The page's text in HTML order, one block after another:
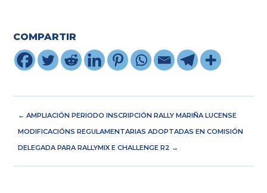
COMPARTIR
←AMPLIACIÓN PERIODO INSCRIPCIÓN RALLY MARIÑA LUCENSE
MODIFICACIÓNS REGULAMENTARIAS ADOPTADAS EN COMISIÓN
DELEGADA PARA RALLYMIX E CHALLENGE R2 →